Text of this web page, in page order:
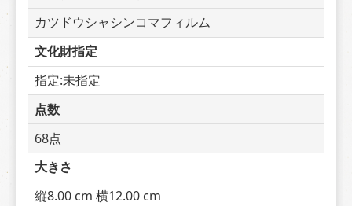
カツドウシャシンコマフィルム
文化財指定
指定:未指定
点数
68点
大きさ
縦8.00 cm 横12.00 cm